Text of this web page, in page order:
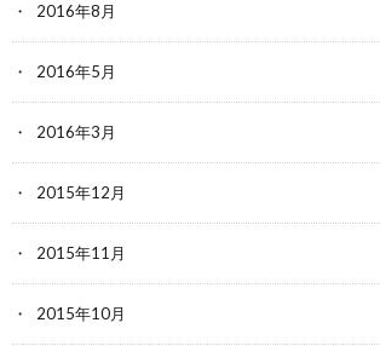
2016年8月
2016年5月
2016年3月
2015年12月
2015年11月
2015年10月